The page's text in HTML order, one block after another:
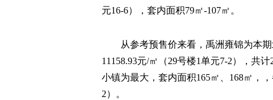
元16-6），套内面积79㎡-107㎡。
从参考预售价来看，禹洲雍锦为本
11158.93元/㎡（29号楼1单元7-2），共
小镇为最大，套内面积165㎡、168㎡，
2）。